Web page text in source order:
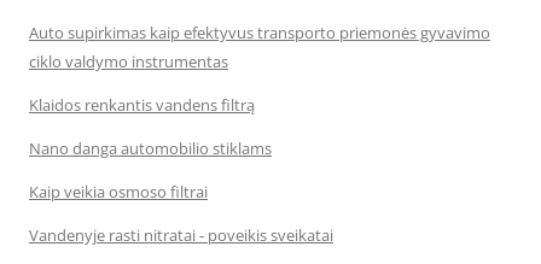
Auto supirkimas kaip efektyvus transporto priemonės gyvavimo
ciklo valdymo instrumentas
Klaidos renkantis vandens filtrą
Nano danga automobilio stiklams
Kaip veikia osmoso filtrai
Vandenyje rasti nitratai - poveikis sveikatai